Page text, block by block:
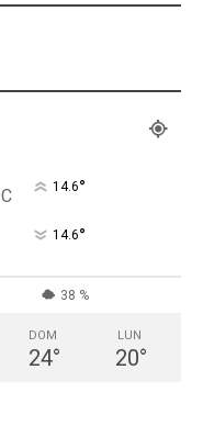
C 14.6°
14.6°
38 %
DOM
24°
LUN
20°